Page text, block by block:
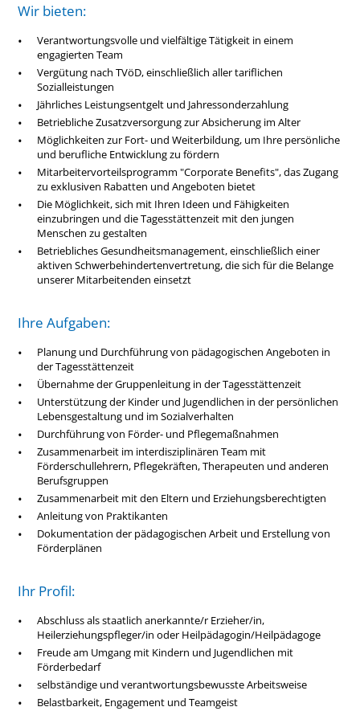
Facebook
LinkedIn
Wir bieten:
Verantwortungsvolle und vielfältige Tätigkeit in einem
engagierten Team
Vergütung nach TVöD, einschließlich aller tariflichen
Sozialleistungen
Jährliches Leistungsentgelt und Jahressonderzahlung
Betriebliche Zusatzversorgung zur Absicherung im Alter
Möglichkeiten zur Fort- und Weiterbildung, um Ihre persönliche
und berufliche Entwicklung zu fördern
Mitarbeitervorteilsprogramm "Corporate Benefits", das Zugang
zu exklusiven Rabatten und Angeboten bietet
Die Möglichkeit, sich mit Ihren Ideen und Fähigkeiten
einzubringen und die Tagesstättenzeit mit den jungen
Menschen zu gestalten
Betriebliches Gesundheitsmanagement, einschließlich einer
aktiven Schwerbehindertenvertretung, die sich für die Belange
unserer Mitarbeitenden einsetzt
Ihre Aufgaben:
Planung und Durchführung von pädagogischen Angeboten in
der Tagesstättenzeit
Übernahme der Gruppenleitung in der Tagesstättenzeit
Unterstützung der Kinder und Jugendlichen in der persönlichen
Lebensgestaltung und im Sozialverhalten
Durchführung von Förder- und Pflegemaßnahmen
Zusammenarbeit im interdisziplinären Team mit
Förderschullehrern, Pflegekräften, Therapeuten und anderen
Berufsgruppen
Zusammenarbeit mit den Eltern und Erziehungsberechtigten
Anleitung von Praktikanten
Dokumentation der pädagogischen Arbeit und Erstellung von
Förderplänen
Ihr Profil:
Abschluss als staatlich anerkannte/r Erzieher/in,
Heilerziehungspfleger/in oder Heilpädagogin/Heilpädagoge
Freude am Umgang mit Kindern und Jugendlichen mit
Förderbedarf
selbständige und verantwortungsbewusste Arbeitsweise
Belastbarkeit, Engagement und Teamgeist